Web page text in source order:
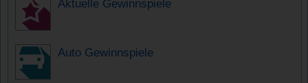
Aktuelle Gewinnspiele
Auto Gewinnspiele